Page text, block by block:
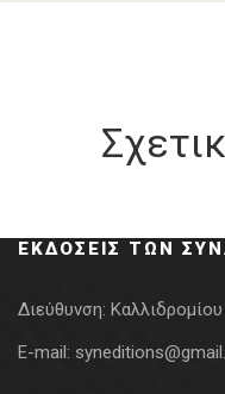
ΕΚΔΌΣΕΙΣ ΤΩΝ
Διεύθυνση:
E-mail: